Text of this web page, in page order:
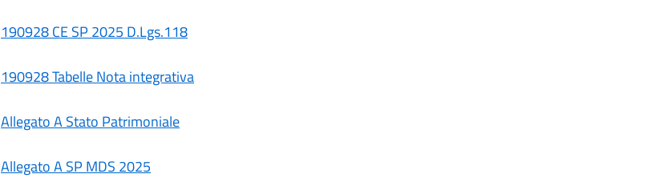
190928 CE SP 2025 D.Lgs.118
190928 Tabelle Nota integrativa
Allegato A Stato Patrimoniale
Allegato A SP MDS 2025